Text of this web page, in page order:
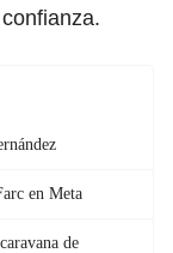
en Meta
de